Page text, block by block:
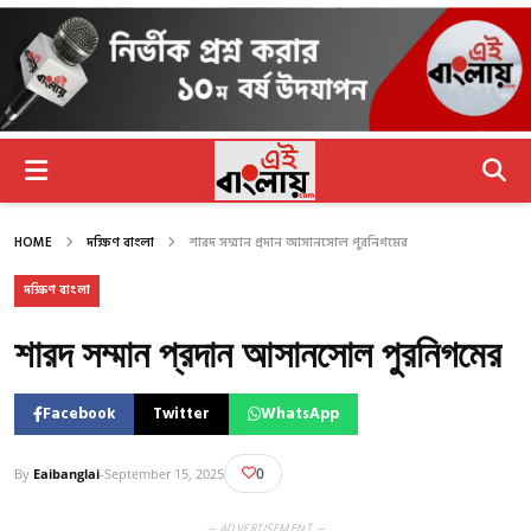
HOME দক্ষিণ বাংলা শারদ সম্মান প্রদান আসানসোল পুরনিগমের
দক্ষিণ বাংলা
শারদ সম্মান প্রদান আসানসোল পুরনিগমের
Facebook Twitter WhatsApp
By Eaibanglai-September 15, 2025 0